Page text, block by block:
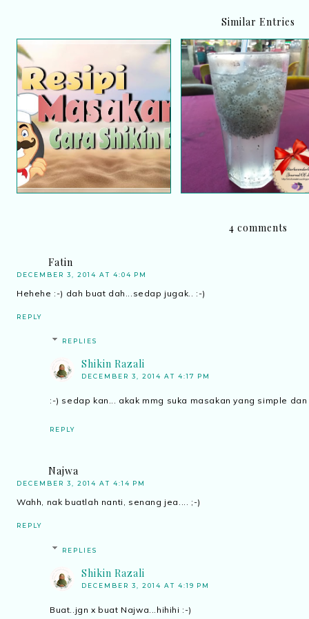
Similar Entries
Resipi tuna wrap cara
Shikin Razali
Puas hati bila masak
sendiri..
4 comments
Fatin
DECEMBER 3, 2014 AT 4:04 PM
Hehehe :-) dah buat dah...sedap jugak.. :-)
REPLY
REPLIES
Shikin Razali
DECEMBER 3, 2014 AT 4:17 PM
:-) sedap kan... akak mmg suka masakan yang simple dan
REPLY
Najwa
DECEMBER 3, 2014 AT 4:14 PM
Wahh, nak buatlah nanti, senang jea.... ;-)
REPLY
REPLIES
Shikin Razali
DECEMBER 3, 2014 AT 4:19 PM
Buat..jgn x buat Najwa...hihihi :-)